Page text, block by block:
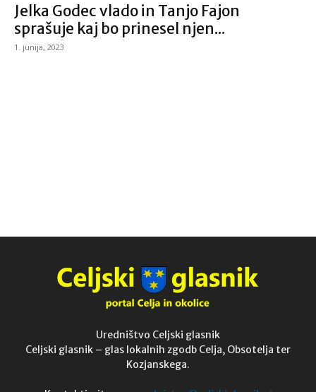
Jelka Godec vlado in Tanjo Fajon
sprašuje kaj bo prinesel njen...
1. junija, 2023
Uredništvo Celjski glasnik
Celjski glasnik – glas lokalnih zgodb Celja, Obsotelja ter
Kozjanskega.